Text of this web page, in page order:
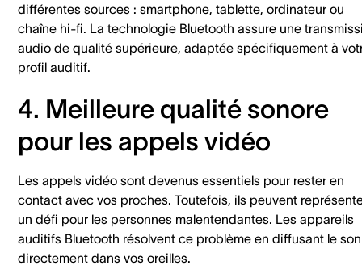
différentes sources : smartphone, tablette, ordinateur ou
chaîne hi-fi. La technologie Bluetooth assure une
audio de qualité supérieure, adaptée spécifiquement à
profil auditif.
4. Meilleure qualité sonore
pour les appels vidéo
Les appels vidéo sont devenus essentiels pour rester en
contact avec vos proches. Toutefois, ils peuvent
un défi pour les personnes malentendantes. Les appareils
auditifs Bluetooth résolvent ce problème en diffusant le son
directement dans vos oreilles.